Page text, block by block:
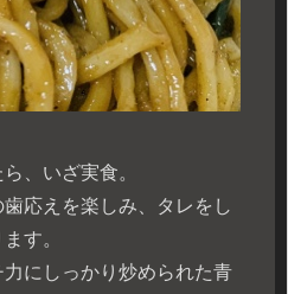
、いざ実食。
応えを楽しみ、タレをし
す。
にしっかり炒められた青